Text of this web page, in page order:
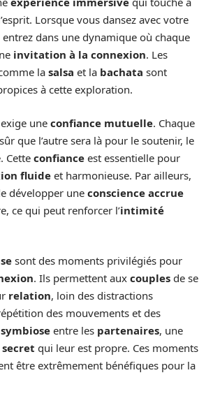
Lorsque vous dansez avec votre
entrez dans une dynamique où chaque
invitation à la connexion. Les
la salsa et la bachata sont
à cette exploration.
une confiance mutuelle. Chaque
que l’autre sera là pour le soutenir, le
Cette confiance est essentielle pour
fluide et harmonieuse. Par ailleurs,
développer une conscience accrue
ce qui peut renforcer l’intimité
sont des moments privilégiés pour
. Ils permettent aux couples de se
relation, loin des distractions
des mouvements et des
symbiose entre les partenaires, une
qui leur est propre. Ces moments
être extrêmement bénéfiques pour la